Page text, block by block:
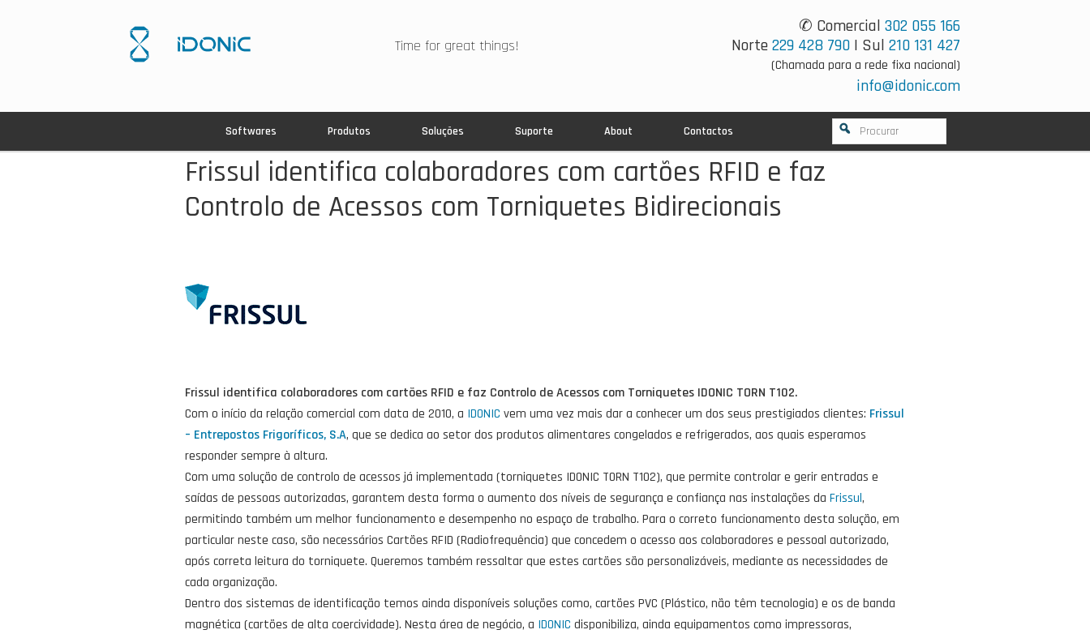
Time for great things!
✆ Comercial 302 055 166
Norte229 428 790 | Sul 210 131 427
(Chamada para a rede fixa nacional)
info@idonic.com
Softwares Produtos Soluções Suporte About Contactos
Frissul identifica colaboradores com cartões RFID e faz
Controlo de Acessos com Torniquetes Bidirecionais
Frissul identifica colaboradores com cartões RFID e faz Controlo de Acessos com Torniquetes IDONIC TORN T102.
Com o início da relação comercial com data de 2010, a IDONIC vem uma vez mais dar a conhecer um dos seus prestigiados clientes: Frissul
– Entrepostos Frigoríficos, S.A, que se dedica ao setor dos produtos alimentares congelados e refrigerados, aos quais esperamos
responder sempre à altura.
Com uma solução de controlo de acessos já implementada (torniquetes IDONIC TORN T102), que permite controlar e gerir entradas e
saídas de pessoas autorizadas, garantem desta forma o aumento dos níveis de segurança e confiança nas instalações daFrissul,
permitindo também um melhor funcionamento e desempenho no espaço de trabalho. Para o correto funcionamento desta solução, em
particular neste caso, são necessários Cartões RFID (Radiofrequência) que concedem o acesso aos colaboradores e pessoal autorizado,
após correta leitura do torniquete. Queremos também ressaltar que estes cartões são personalizáveis, mediante as necessidades de
cada organização.
Dentro dos sistemas de identificação temos ainda disponíveis soluções como, cartões PVC (Plástico, não têm tecnologia) e os de banda
magnética (cartões de alta coercividade). Nesta área de negócio, a IDONIC disponibiliza, ainda equipamentos como impressoras,